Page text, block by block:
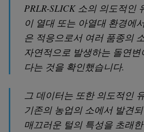
PRLR-SLICK 소의 의도적인
이 열대 또는 아열대 환경에
은 적응으로서 여러 품종의
자연적으로 발생하는 돌연
다는 것을 확인했습니다.
그 데이터는 또한 의도적인
기존의 농업의 소에서 발견
매끄러운 털의 특성을 초래